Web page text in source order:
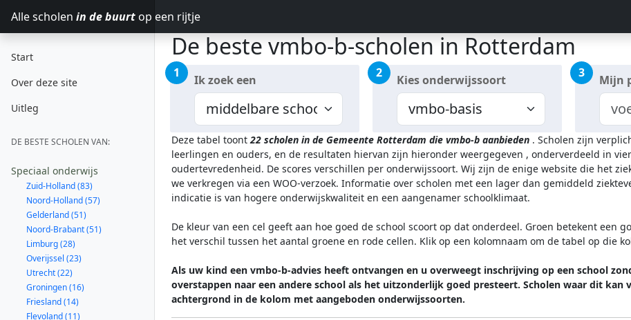
Alle scholen in de buurt op een rijtje
Start
Over deze site
Uitleg
DE BESTE SCHOLEN VAN:
Speciaal onderwijs
Zuid-Holland (83)
Noord-Holland (57)
Gelderland (51)
Noord-Brabant (51)
Limburg (28)
Overijssel (23)
Utrecht (22)
Groningen (16)
Friesland (14)
Flevoland (11)
De beste vmbo-b-scholen in Rotterdam
1 Ik zoek een 2 Kies onderwijssoort 3 Mijn
Deze tabel toont22 scholen in de Gemeente Rotterdam die vmbo-b aanbieden . Scholen zijn
leerlingen en ouders, en de resultaten hiervan zijn hieronder weergegeven , onderverdeeld in
oudertevredenheid. De scores verschillen per onderwijssoort. Wij zijn de enige website die het
we verkregen via een WOO-verzoek. Informatie over scholen met een lager dan gemiddeld
indicatie is van hogere onderwijskwaliteit en een aangenamer schoolklimaat.
De kleur van een cel geeft aan hoe goed de school scoort op dat onderdeel. Groen betekent een
het verschil tussen het aantal groene en rode cellen. Klik op een kolomnaam om de tabel op die
Als uw kind een vmbo-b-advies heeft ontvangen en u overweegt inschrijving op een school
overstappen naar een andere school als het uitzonderlijk goed presteert. Scholen waar dit
achtergrond in de kolom met aangeboden onderwijssoorten.